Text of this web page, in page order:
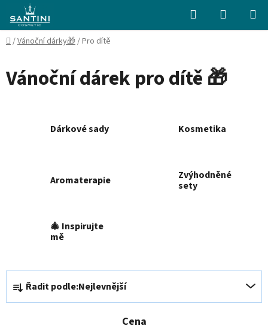
obsah
Hledat
KOŠÍK
Domů
/Vánoční dárky🎁/Pro dítě
Vánoční dárek pro dítě 🎁
Dárkové sady Kosmetika
Aromaterapie
Zvýhodněné
sety
🎄 Inspirujte
mě
Ř
z
Řadit podle:Nejlevnější
Cena